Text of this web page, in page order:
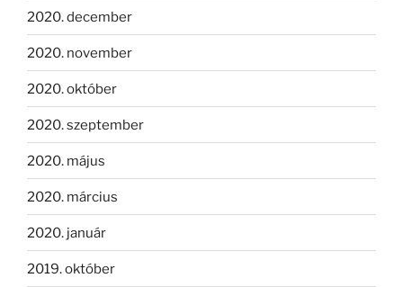
2020. december
2020. november
2020. október
2020. szeptember
2020. május
2020. március
2020. január
2019. október